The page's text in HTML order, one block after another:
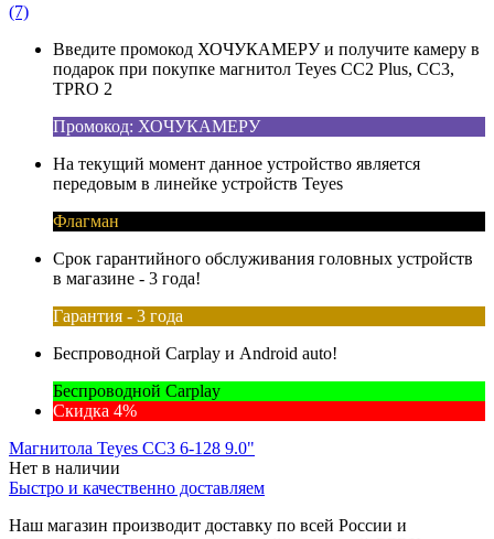
(7)
Введите промокод ХОЧУКАМЕРУ и получите камеру в
подарок при покупке магнитол Teyes CC2 Plus, CC3,
TPRO 2
Промокод: ХОЧУКАМЕРУ
На текущий момент данное устройство является
передовым в линейке устройств Teyes
Флагман
Срок гарантийного обслуживания головных устройств
в магазине - 3 года!
Гарантия - 3 года
Беспроводной Carplay и Android auto!
Беспроводной Carplay
Скидка 4%
Магнитола Teyes CC3 6-128 9.0"
Нет в наличии
Быстро и качественно доставляем
Наш магазин производит доставку по всей России и